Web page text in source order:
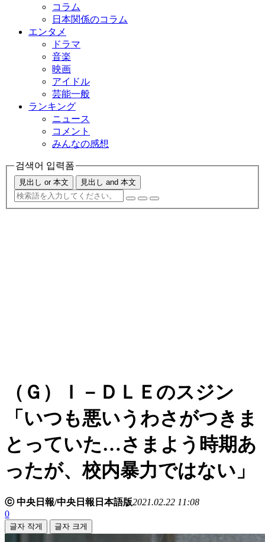
コラム
日本関係のコラム
エンタメ
ドラマ
音楽
映画
アイドル
芸能一般
ランキング
ニュース
コメント
みんなの感想
검색어 입력폼
見出し or 本文 見出し and 本文
（Ｇ）Ｉ－ＤＬＥのスジン
「いつも悪いうわさがつきま
とっていた…さまよう時期あ
ったが、校内暴力ではない」
ⓒ 中央日報/中央日報日本語版2021.02.22 11:08
0
글자 작게 글자 크게